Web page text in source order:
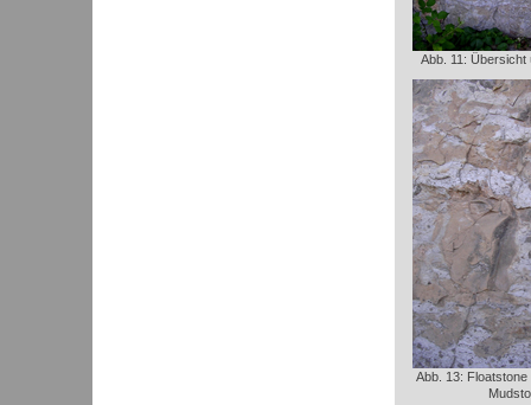
Abb. 11: Übersicht
Abb. 13: Floatstone